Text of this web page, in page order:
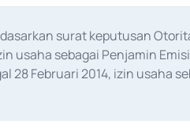
surat keputusan
usaha sebagai Penjamin
28 Februari 2014, izin usaha